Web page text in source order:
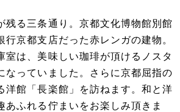
残る三条通り。京都文化博物館別館
行京都支店だった赤レンガの建物。
室は、美味しい珈琲が頂けるノスタ
なっていました。さらに京都屈指の
洋館「長楽館」を訪ねます。和と洋
あふれる佇まいをお楽しみ頂きま